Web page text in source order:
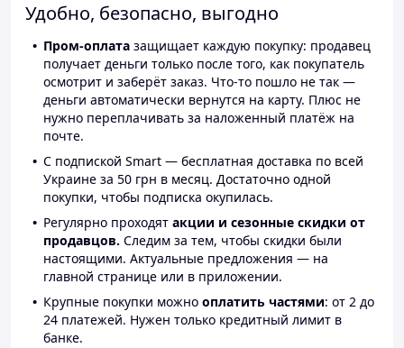
Удобно, безопасно, выгодно
Пром-оплата защищает каждую покупку: продавец
получает деньги только после того, как покупатель
осмотрит и заберёт заказ. Что-то пошло не так —
деньги автоматически вернутся на карту. Плюс не
нужно переплачивать за наложенный платёж на
почте.
С подпиской Smart — бесплатная доставка по всей
Украине за 50 грн в месяц. Достаточно одной
покупки, чтобы подписка окупилась.
Регулярно проходят акции и сезонные скидки от
продавцов. Следим за тем, чтобы скидки были
настоящими. Актуальные предложения — на
главной странице или в приложении.
Крупные покупки можно оплатить частями: от 2 до
24 платежей. Нужен только кредитный лимит в
банке.